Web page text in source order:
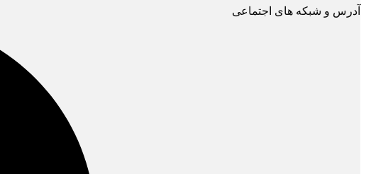
آدرس و شبکه های اجتماعی